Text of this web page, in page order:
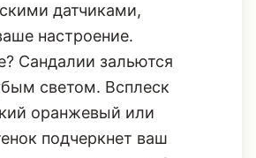
датчиками,
настроение.
Сандалии зальются
светом. Всплеск
оранжевый или
подчеркнет ваш